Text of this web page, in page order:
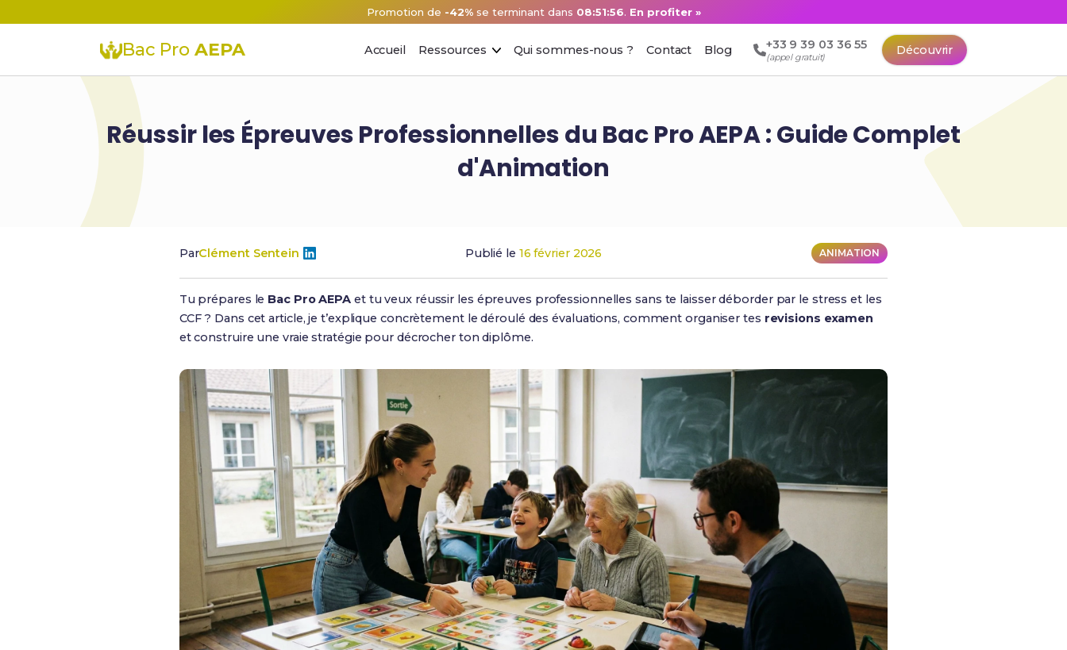
Promotion de -42% se terminant dans 08:51:55. En profiter »
Bac Pro AEPA Accueil Ressources Qui sommes-nous ? Contact Blog +33 9 39 03 36 55
(appel gratuit)
Découvrir
Réussir les Épreuves Professionnelles du Bac Pro AEPA : Guide Complet
d'Animation
ParClément Sentein Publié le 16 février 2026 ANIMATION
Tu prépares le Bac Pro AEPA et tu veux réussir les épreuves professionnelles sans te laisser déborder par le stress et les
CCF ? Dans cet article, je t’explique concrètement le déroulé des évaluations, comment organiser tes revisions examen
et construire une vraie stratégie pour décrocher ton diplôme.